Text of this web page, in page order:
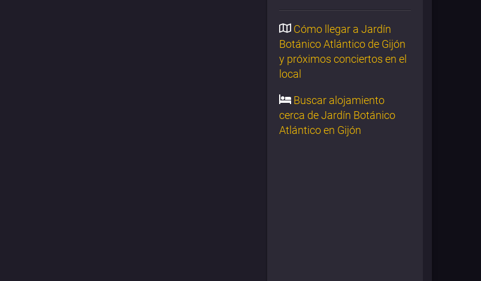
Cómo llegar a Jardín
Botánico Atlántico de Gijón
y próximos conciertos en el
local
Buscar alojamiento
cerca de Jardín Botánico
Atlántico en Gijón